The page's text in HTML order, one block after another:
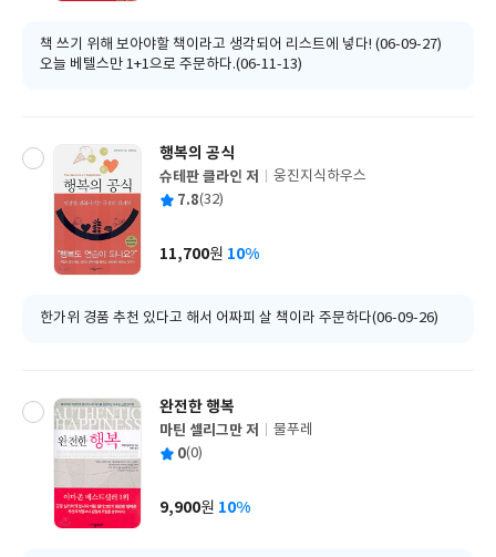
책 쓰기 위해 보아야할 책이라고 생각되어 리스트에 넣다! (06-09-27)
오늘 베텔스만 1+1으로 주문하다.(06-11-13)
행복의 공식
글
쓴
슈테판 클라인 저
출
사
웅진지식하우스
평 7.8(32)
가
11,700원 10%
한가위 경품 추천 있다고 해서 어짜피 살 책이라 주문하다(06-09-26)
완전한 행복
글
쓴
마틴 셀리그만 저
출
사
물푸레
평 0(0)
가
9,900원 10%